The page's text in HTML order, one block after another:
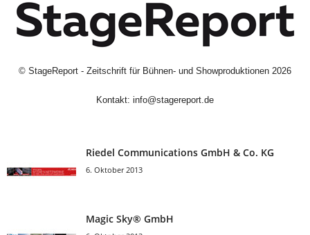
© StageReport - Zeitschrift für Bühnen- und Showproduktionen 2026
Kontakt: info@stagereport.de
Riedel Communica­tions GmbH & Co. KG
6. Oktober 2013
Magic Sky® GmbH